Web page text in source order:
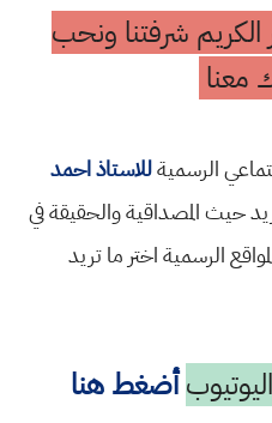
الكريم شرفتنا ونحب
معنا
الرسميةللاستاذ احمد
حيث المصداقية والحقيقة في
الرسمية اختر ما تريد
اليوتيوب أضغط هنا